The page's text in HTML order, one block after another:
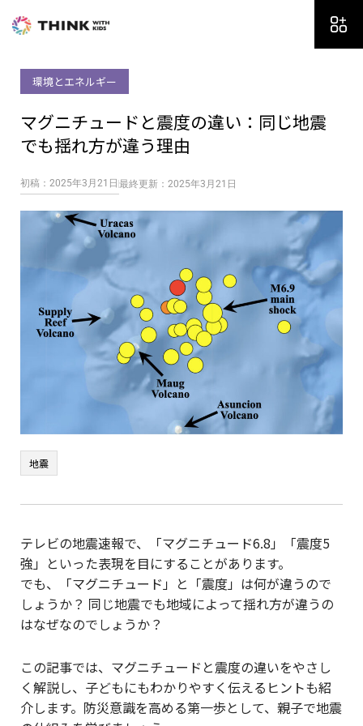
環境とエネルギー
マグニチュードと震度の違い：同じ地震
でも揺れ方が違う理由
初稿：2025年3月21日 最終更新：2025年3月21日
地震
テレビの地震速報で、「マグニチュード6.8」「震度5
強」といった表現を目にすることがあります。
でも、「マグニチュード」と「震度」は何が違うので
しょうか？ 同じ地震でも地域によって揺れ方が違うの
はなぜなのでしょうか？
この記事では、マグニチュードと震度の違いをやさし
く解説し、子どもにもわかりやすく伝えるヒントも紹
介します。防災意識を高める第一歩として、親子で地震